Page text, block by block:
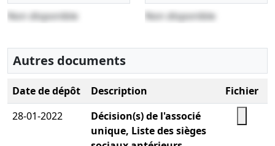
Non disponible Non disponible
Autres documents
Date de dépôt Description
Fichier
28-01-2022
Décision(s) de l'associé
unique, Liste des sièges